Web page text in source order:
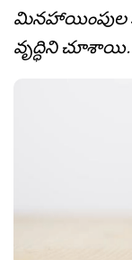
మినహాయింపుల
వృద్ధిని చూశాయి.